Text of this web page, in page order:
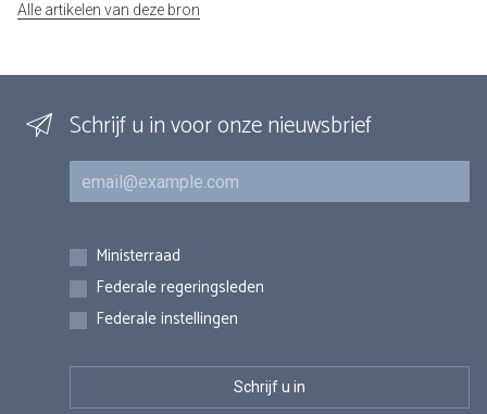
Alle artikelen van deze bron
Schrijf u in voor onze nieuwsbrief
E-mail
Inschrijvingen
Ministerraad
Federale regeringsleden
Federale instellingen